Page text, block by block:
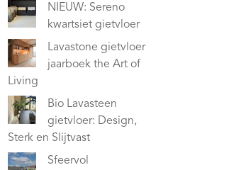
NIEUW: Sereno
kwartsiet gietvloer
Lavastone gietvloer
jaarboek the Art of
Living
Bio Lavasteen
gietvloer: Design,
Sterk en Slijtvast
Sfeervol